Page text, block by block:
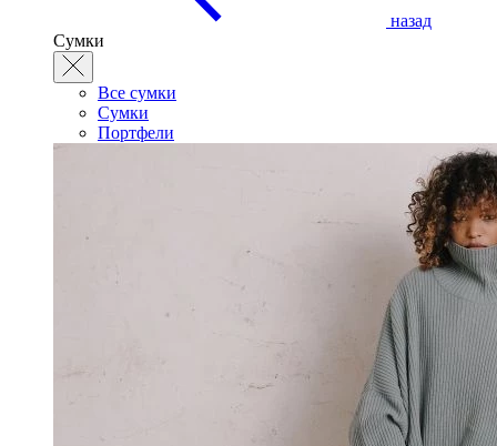
назад
Сумки
Все сумки
Сумки
Портфели